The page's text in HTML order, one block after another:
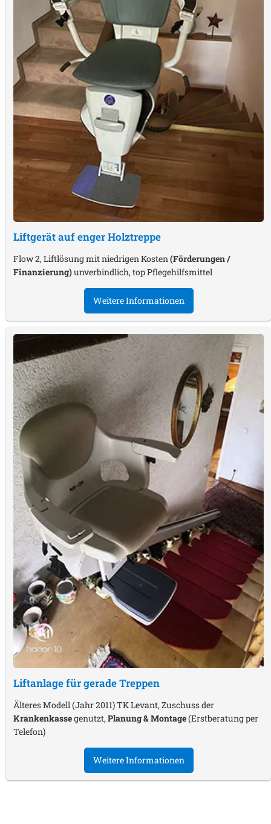
Liftgerät auf enger Holztreppe
Flow 2, Liftlösung mit niedrigen Kosten (Förderungen /
Finanzierung)unverbindlich, top Pflegehilfsmittel
Weitere Informationen
Liftanlage für gerade Treppen
Älteres Modell (Jahr 2011) TK Levant, Zuschuss der
Krankenkassegenutzt,Planung & Montage(Erstberatung per
Telefon)
Weitere Informationen